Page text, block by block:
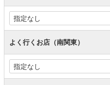
よく行くお店（南関東）